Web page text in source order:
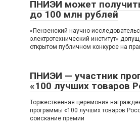
ПНИЭИ может
до 100 млн рублей
«Пензенский научно-
электротехнический институт»
открытом публичном конкурсе на
ПНИЭИ — участник
«100 лучших товаров
Торжественная церемония
программы «100 лучших товаров
соискание премии